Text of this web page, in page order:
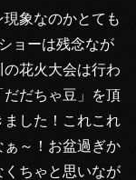
象なのかとても
ョーは残念なが
花火大会は行わ
だちゃ豆」を頂
した！これこれ
ぁ～！お盆過ぎか
くちゃと思いなが